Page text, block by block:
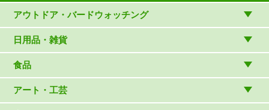
アウトドア・バードウォッチング
アウトドアウェア
アウトドア雑貨
バードウォッチング用品
日用品・雑貨
リビング・キッチン・ファッション
ゲーム・ホビー・文具
食品
食品
アート・工芸